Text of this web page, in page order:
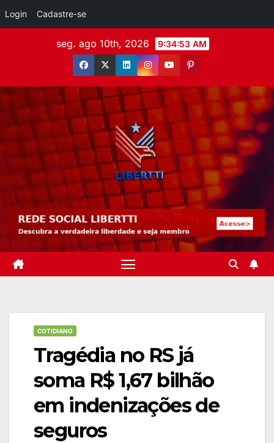
Login Cadastre-se
seg. ago 10th, 2026 9:34:54 AM
COTIDIANO
Tragédia no RS já
soma R$ 1,67 bilhão
em indenizações de
seguros